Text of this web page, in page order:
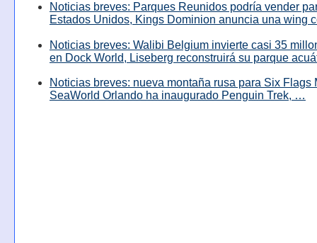
Noticias breves: Parques Reunidos podría vender
Estados Unidos, Kings Dominion anuncia una wing
Noticias breves: Walibi Belgium invierte casi 35
en Dock World, Liseberg reconstruirá su parque
Noticias breves: nueva montaña rusa para Six Flags
SeaWorld Orlando ha inaugurado Penguin Trek, …